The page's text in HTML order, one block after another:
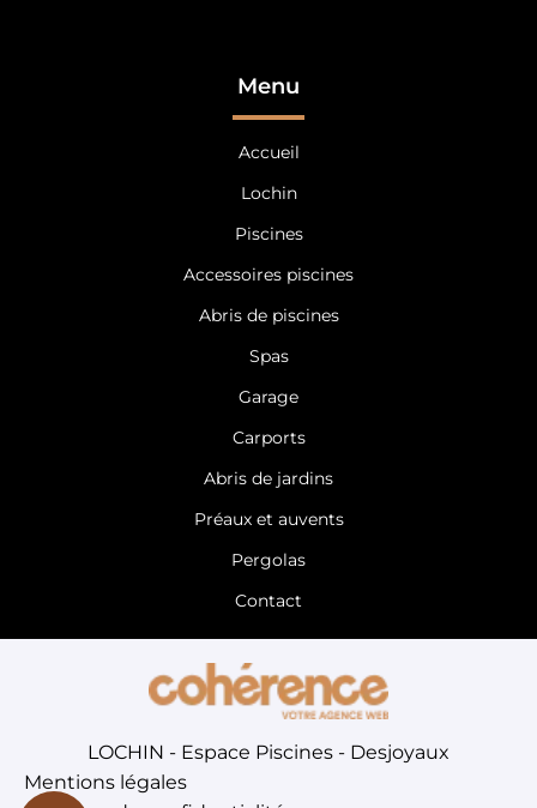
Menu
Accueil
Lochin
Piscines
Accessoires piscines
Abris de piscines
Spas
Garage
Carports
Abris de jardins
Préaux et auvents
Pergolas
Contact
LOCHIN - Espace Piscines - Desjoyaux
Mentions légales